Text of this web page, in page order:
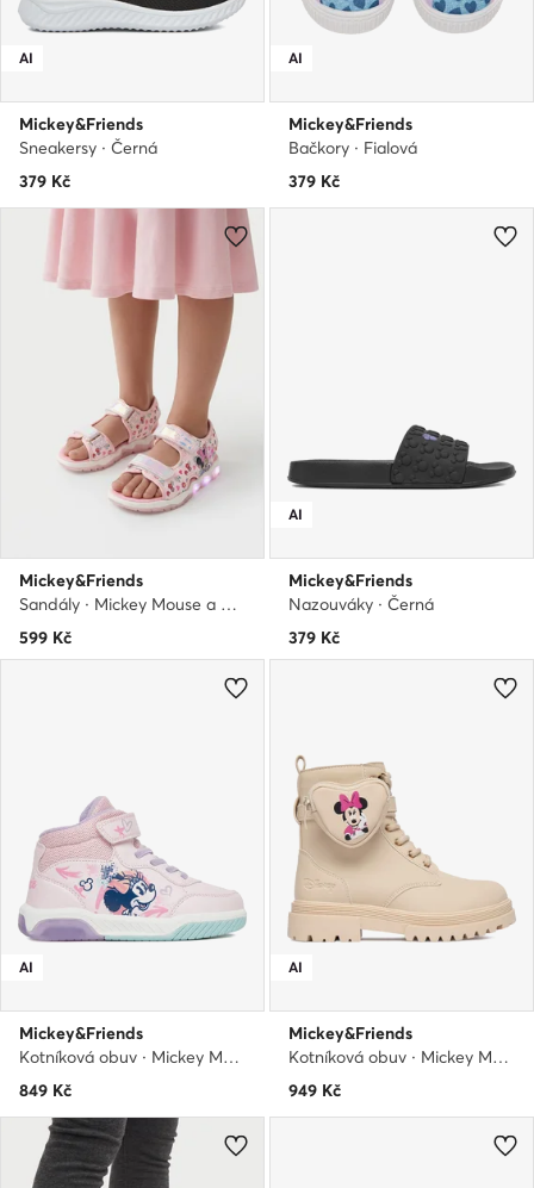
AI
Mickey&Friends
Sneakersy · Černá
379 Kč
AI
Mickey&Friends
Bačkory · Fialová
379 Kč
Mickey&Friends
Sandály · Mickey Mouse a přátelé · Světle růžová
599 Kč
AI
Mickey&Friends
Nazouváky · Černá
379 Kč
AI
Mickey&Friends
Kotníková obuv · Mickey Mouse a přátelé · Růžová
849 Kč
AI
Mickey&Friends
Kotníková obuv · Mickey Mouse a přátelé · Béžová
949 Kč